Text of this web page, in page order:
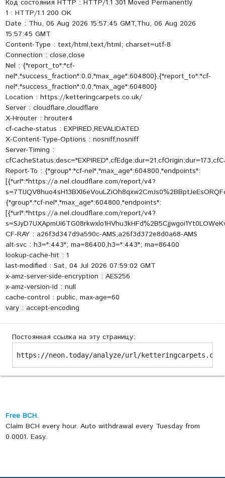
Код состояния HTTP : HTTP/1.1 301 Moved Permanently
1 : HTTP/1.1 200 OK
Date : Thu, 06 Aug 2026 15:57:45 GMT,Thu, 06 Aug 2026
15:57:45 GMT
Content-Type : text/html,text/html; charset=utf-8
Connection : close,close
Nel : {"report_to":"cf-
nel","success_fraction":0.0,"max_age":604800},{"report_to":"cf-
nel","success_fraction":0.0,"max_age":604800}
Location : https://ketteringcarpets.co.uk/
Server : cloudflare,cloudflare
X-Hrouter : hrouter4
cf-cache-status : EXPIRED,REVALIDATED
X-Content-Type-Options : nosniff,nosniff
Server-Timing :
Report-To : {"group":"cf-nel","max_age":604800,"endpoints":
[{"url":"https://a.nel.cloudflare.com/report/v4?
{"group":"cf-nel","max_age":604800,"endpoints":
[{"url":"https://a.nel.cloudflare.com/report/v4?
CF-RAY : a26f3d347d9a590c-AMS,a26f3d372e8d0a68-AMS
alt-svc : h3=":443"; ma=86400,h3=":443"; ma=86400
lookup-cache-hit : 1
last-modified : Sat, 04 Jul 2026 07:59:02 GMT
x-amz-server-side-encryption : AES256
x-amz-version-id : null
cache-control : public, max-age=60
vary : accept-encoding
Постоянная ссылка на эту страницу:
https://neon.today/analyze/url/
Free BCH.
Claim BCH every hour. Auto withdrawal every Tuesday from
0.0001. Easy.